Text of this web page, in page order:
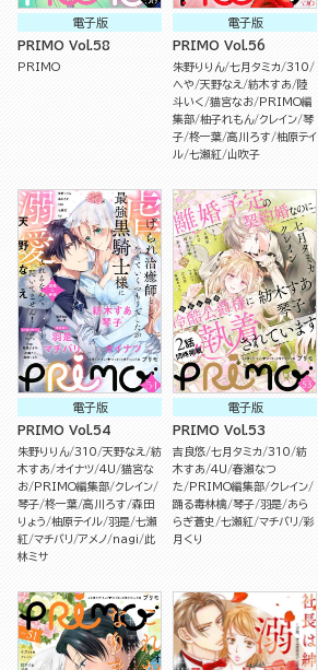
電子版
PRIMO Vol.58
PRIMO
電子版
PRIMO Vol.56
朱野りりん 七月タミカ 310
へや 天野なえ 紡木すあ
陸
斗いく 猫宮なお
PRIMO編
集部 柚子れもん クレイン 琴
子 柊一葉 高川ろす 柚原テイ
ル 七瀬紅 山吹子
電子版
PRIMO Vol.54
朱野りりん 310 天野なえ
紡
木すあ オイナツ 4U 猫宮な
お
PRIMO編集部 クレイン
琴子 柊一葉 高川ろす 森田
りょう 柚原テイル 羽是 七瀬
紅 マチバリ アメノ nagi
此
林ミサ
電子版
PRIMO Vol.53
吉良悠 七月タミカ 310 紡
木すあ 4U 春瀬なつ
た
PRIMO編集部 クレイン
踊る毒林檎 琴子 羽是 あら
らぎ蒼史
七瀬紅 マチバリ 彩
月くり